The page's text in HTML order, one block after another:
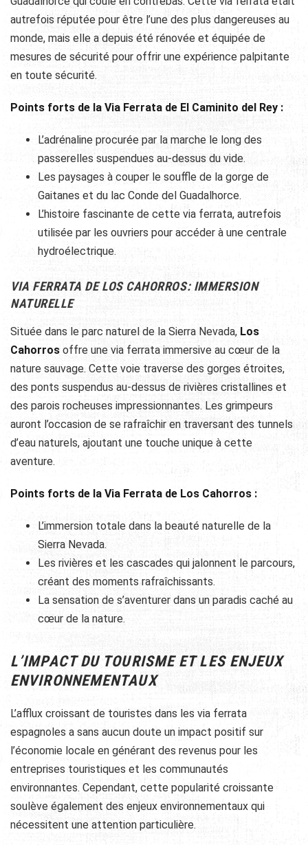
autrefois réputée pour être l’une des plus dangereuses au
monde, mais elle a depuis été rénovée et équipée de
mesures de sécurité pour offrir une expérience palpitante
en toute sécurité.
Points forts de la Via Ferrata de El Caminito del Rey :
L’adrénaline procurée par la marche le long des
passerelles suspendues au-dessus du vide.
Les paysages à couper le souffle de la gorge de
Gaitanes et du lac Conde del Guadalhorce.
L’histoire fascinante de cette via ferrata, autrefois
utilisée par les ouvriers pour accéder à une centrale
hydroélectrique.
VIA FERRATA DE LOS CAHORROS: IMMERSION
NATURELLE
Située dans le parc naturel de la Sierra Nevada, Los
Cahorros offre une via ferrata immersive au cœur de la
nature sauvage. Cette voie traverse des gorges étroites,
des ponts suspendus au-dessus de rivières cristallines et
des parois rocheuses impressionnantes. Les grimpeurs
auront l’occasion de se rafraîchir en traversant des tunnels
d’eau naturels, ajoutant une touche unique à cette
aventure.
Points forts de la Via Ferrata de Los Cahorros :
L’immersion totale dans la beauté naturelle de la
Sierra Nevada.
Les rivières et les cascades qui jalonnent le parcours,
créant des moments rafraîchissants.
La sensation de s’aventurer dans un paradis caché au
cœur de la nature.
L’IMPACT DU TOURISME ET LES ENJEUX
ENVIRONNEMENTAUX
L’afflux croissant de touristes dans les via ferrata
espagnoles a sans aucun doute un impact positif sur
l’économie locale en générant des revenus pour les
entreprises touristiques et les communautés
environnantes. Cependant, cette popularité croissante
soulève également des enjeux environnementaux qui
nécessitent une attention particulière.